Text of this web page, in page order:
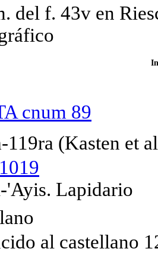
del f. 43v en
cnum 89
119ra (Kasten et
'Ayis. Lapidario
al castellano